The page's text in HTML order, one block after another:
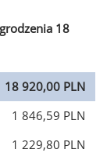
18
18 920,00 PLN
1 846,59 PLN
1 229,80 PLN